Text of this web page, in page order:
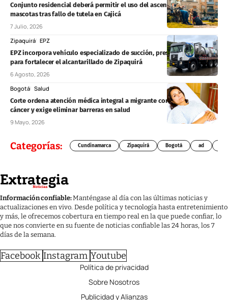
Conjunto residencial deberá permitir el uso del ascensor con
mascotas tras fallo de tutela en Cajicá
7 Julio, 2026
Zipaquirá EPZ
EPZ incorpora vehículo especializado de succión, presión y lavado
para fortalecer el alcantarillado de Zipaquirá
6 Agosto, 2026
Bogotá Salud
Corte ordena atención médica integral a migrante con sospecha de
cáncer y exige eliminar barreras en salud
9 Mayo, 2026
Categorías: Cundinamarca Zipaquirá Bogotá ad
Información confiable:Manténgase al día con las últimas noticias y
actualizaciones en vivo. Desde política y tecnología hasta entretenimiento
y más, le ofrecemos cobertura en tiempo real en la que puede confiar, lo
que nos convierte en su fuente de noticias confiable las 24 horas, los 7
días de la semana.
Facebook Instagram Youtube
Política de privacidad
Sobre Nosotros
Publicidad y Alianzas